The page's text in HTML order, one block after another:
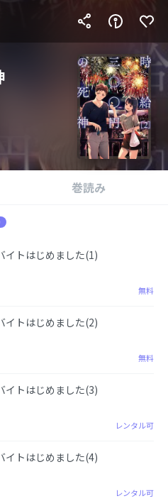
巻読み
トはじめました(1)
無料
トはじめました(2)
無料
トはじめました(3)
レンタル可
トはじめました(4)
レンタル可